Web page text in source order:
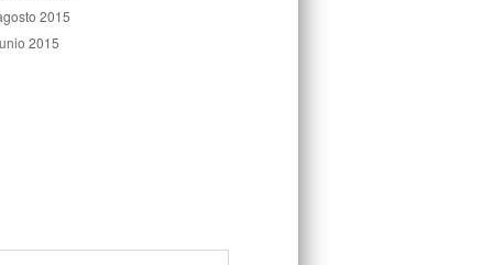
2015
2015